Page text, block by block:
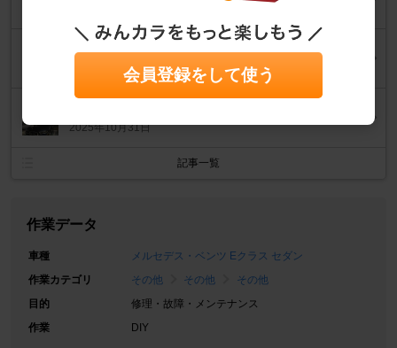
2026年1月25日
2025年10月31日
記事一覧
作業データ
車種
メルセデス・ベンツ Eクラス セダン
作業カテゴリ
その他 その他
その他
目的
修理・故障・メンテナンス
作業
DIY
会員登録をして使う